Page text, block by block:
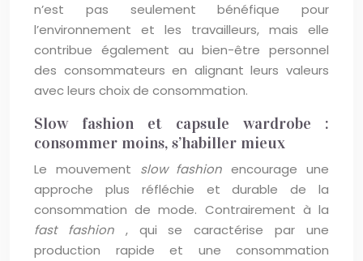
n’est pas seulement bénéfique pour
l’environnement et les travailleurs, mais elle
contribue également au bien-être personnel
des consommateurs en alignant leurs valeurs
avec leurs choix de consommation.
Slow fashion et capsule wardrobe :
consommer moins, s’habiller mieux
Le mouvement slow fashionencourage une
approche plus réfléchie et durable de la
consommation de mode. Contrairement à la
fast fashion , qui se caractérise par une
production rapide et une consommation